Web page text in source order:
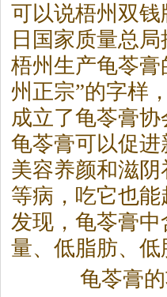
可以说梧州双钱
日国家质量总
梧州生产龟苓
州正宗”的字样
成立了龟苓膏
龟苓膏可以促
美容养颜和滋
等病，吃它也
发现，龟苓膏
量、低脂肪、
龟苓膏的